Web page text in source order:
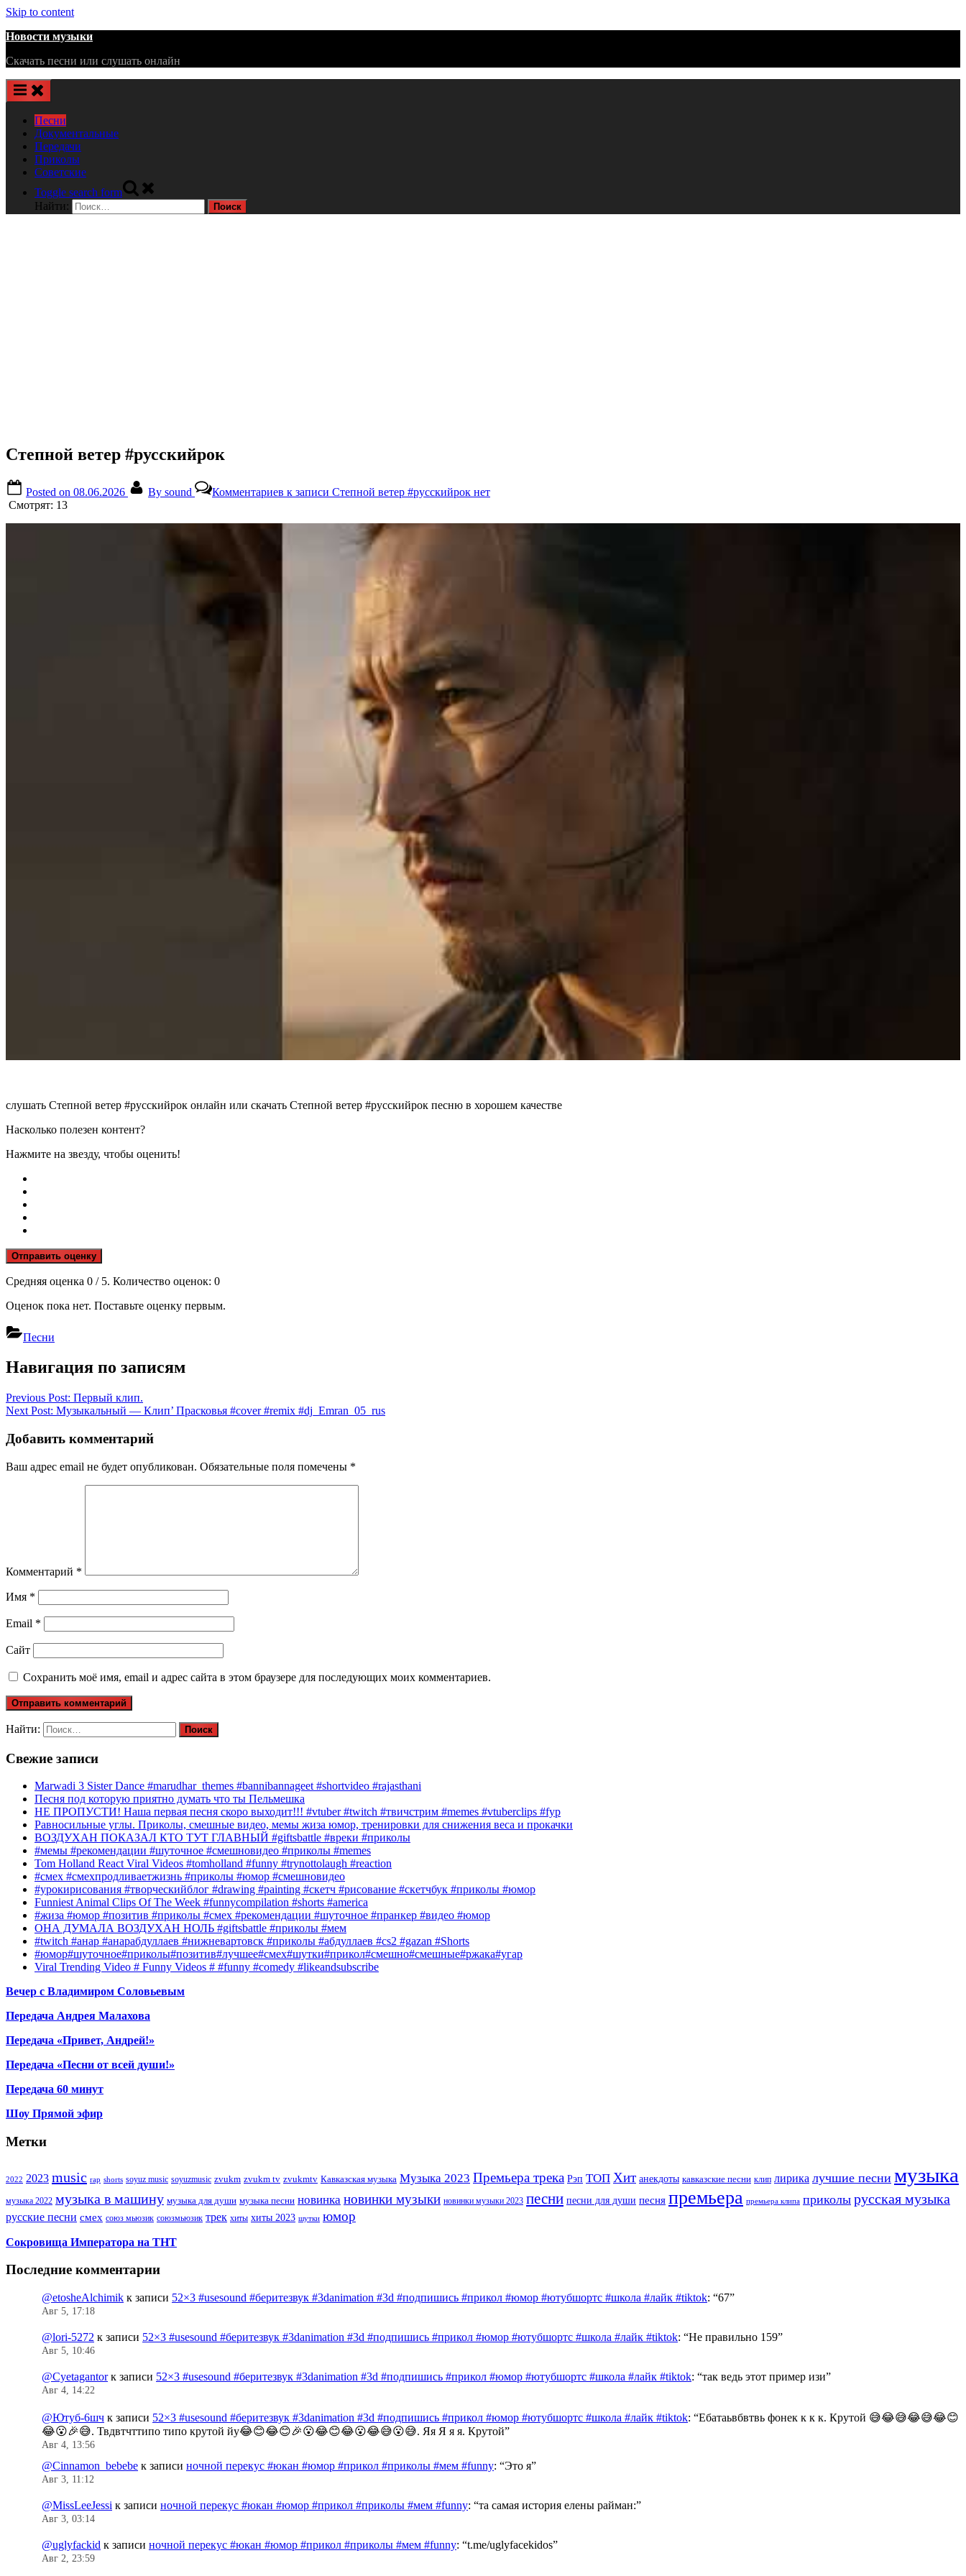
Skip to content
Новости музыки
Скачать песни или слушать онлайн
Песни
Документальные
Передачи
Приколы
Советские
Toggle search form
Найти:
Степной ветер #русскийрок
Posted on 08.06.2026 By sound Комментариев к записи Степной ветер #русскийрок нет
Смотрят: 13
слушать Степной ветер #русскийрок онлайн или скачать Степной ветер #русскийрок песню в хорошем качестве
Насколько полезен контент?
Нажмите на звезду, чтобы оценить!
Отправить оценку
Средняя оценка 0 / 5. Количество оценок: 0
Оценок пока нет. Поставьте оценку первым.
Песни
Навигация по записям
Previous Post: Первый клип.
Next Post: Музыкальный — Клип’ Прасковья #cover #remix #dj_Emran_05_rus
Добавить комментарий
Ваш адрес email не будет опубликован. Обязательные поля помечены *
Комментарий *
Имя *
Email *
Сайт
Сохранить моё имя, email и адрес сайта в этом браузере для последующих моих комментариев.
Найти:
Свежие записи
Marwadi 3 Sister Dance #marudhar_themes #bannibannageet #shortvideo #rajasthani
Песня под которую приятно думать что ты Пельмешка
НЕ ПРОПУСТИ! Наша первая песня скоро выходит!!! #vtuber #twitch #твичстрим #memes #vtuberclips #fyp
Равносильные углы. Приколы, смешные видео, мемы жиза юмор, тренировки для снижения веса и прокачки
ВОЗДУХАН ПОКАЗАЛ КТО ТУТ ГЛАВНЫЙ #giftsbattle #вреки #приколы
#мемы #рекомендации #шуточное #смешновидео #приколы #memes
Tom Holland React Viral Videos #tomholland #funny #trynottolaugh #reaction
#смех #смехпродливаетжизнь #приколы #юмор #смешновидео
#урокирисования #творческийблог #drawing #painting #скетч #рисование #скетчбук #приколы #юмор
Funniest Animal Clips Of The Week #funnycompilation #shorts #america
#жиза #юмор #позитив #приколы #смех #рекомендации #шуточное #пранкер #видео #юмор
ОНА ДУМАЛА ВОЗДУХАН НОЛЬ #giftsbattle #приколы #мем
#twitch #анар #анарабдуллаев #нижневартовск #приколы #абдуллаев #cs2 #gazan #Shorts
#юмор#шуточное#приколы#позитив#лучшее#смех#шутки#прикол#смешно#смешные#ржака#угар
Viral Trending Video # Funny Videos # #funny #comedy #likeandsubscribe
Вечер с Владимиром Соловьевым
Передача Андрея Малахова
Передача «Привет, Андрей!»
Передача «Песни от всей души!»
Передача 60 минут
Шоу Прямой эфир
Метки
2022 2023 music rap shorts soyuz music soyuzmusic zvukm zvukm tv zvukmtv Кавказская музыка Музыка 2023 Премьера трека Рэп ТОП Хит анекдоты кавказские песни клип лирика лучшие песни музыка
музыка 2022 музыка в машину музыка для души музыка песни новинка новинки музыки новинки музыки 2023 песни песни для души песня премьера премьера клипа приколы русская музыка
русские песни смех союз мьюзик союзмьюзик трек хиты хиты 2023 шутки юмор
Сокровища Императора на ТНТ
Последние комментарии
@etosheAlchimik к записи 52×3 #usesound #беритезвук #3danimation #3d #подпишись #прикол #юмор #ютубшортс #школа #лайк #tiktok: “67”
Авг 5, 17:18
@lori-5272 к записи 52×3 #usesound #беритезвук #3danimation #3d #подпишись #прикол #юмор #ютубшортс #школа #лайк #tiktok: “Не правильно 159”
Авг 5, 10:46
@Cyetagantorк записи 52×3 #usesound #беритезвук #3danimation #3d #подпишись #прикол #юмор #ютубшортс #школа #лайк #tiktok: “так ведь этот пример изи”
Авг 4, 14:22
@Ютуб-6шч к записи 52×3 #usesound #беритезвук #3danimation #3d #подпишись #прикол #юмор #ютубшортс #школа #лайк #tiktok: “Ебатаьвбвтвь фонек к к к. Крутой 😅😂😅😂😅😂😊
😂😮🎉😅. Твдвтчттипо типо крутой йу😂😊😂😊🎉😮😂😊😂😮😂😅😮😅. Яя Я я я. Крутой”
Авг 4, 13:56
@Cinnamon_bebebe к записи ночной перекус #юкан #юмор #прикол #приколы #мем #funny: “Это я”
Авг 3, 11:12
@MissLeeJessi к записи ночной перекус #юкан #юмор #прикол #приколы #мем #funny: “та самая история елены райман:”
Авг 3, 03:14
@uglyfackid к записи ночной перекус #юкан #юмор #прикол #приколы #мем #funny: “t.me/uglyfacekidos”
Авг 2, 23:59